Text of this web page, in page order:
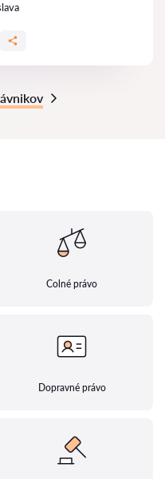
Colné právo
Dopravné právo